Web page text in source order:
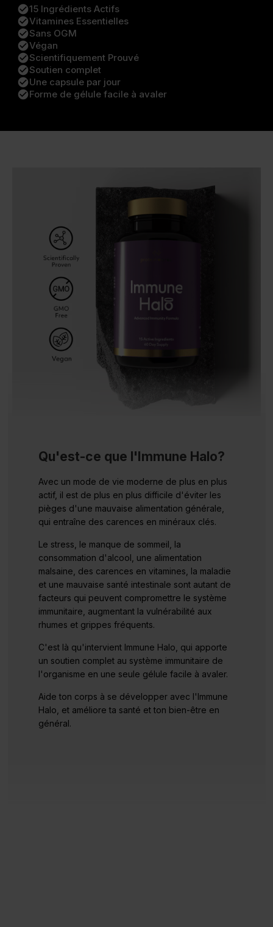
check_circle15 Ingrédients Actifs
check_circleVitamines Essentielles
check_circleSans OGM
check_circleVégan
check_circleScientifiquement Prouvé
check_circleSoutien complet
check_circleUne capsule par jour
check_circleForme de gélule facile à avaler
Qu'est-ce que l'Immune Halo?
Avec un mode de vie moderne de plus en plus
actif, il est de plus en plus difficile d'éviter les
pièges d'une mauvaise alimentation générale,
qui entraîne des carences en minéraux clés.
Le stress, le manque de sommeil, la
consommation d'alcool, une alimentation
malsaine, des carences en vitamines, la maladie
et une mauvaise santé intestinale sont autant de
facteurs qui peuvent compromettre le système
immunitaire, augmentant la vulnérabilité aux
rhumes et grippes fréquents.
C'est là qu'intervient Immune Halo, qui apporte
un soutien complet au système immunitaire de
l'organisme en une seule gélule facile à avaler.
Aide ton corps à se développer avec l'Immune
Halo, et améliore ta santé et ton bien-être en
général.